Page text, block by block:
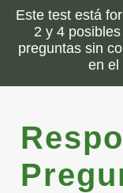
Este test está
2 y 4
preguntas sin
en el